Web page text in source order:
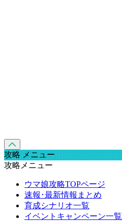
攻略 メニュー
攻略メニュー
ウマ娘攻略TOPページ
速報･最新情報まとめ
育成シナリオ一覧
イベントキャンペーン一覧